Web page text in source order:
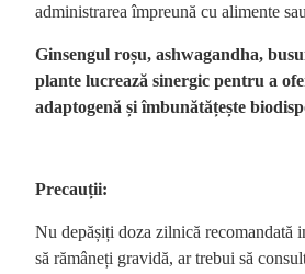
administrarea împreună cu alimente
Ginsengul roșu, ashwagandha,
plante lucrează sinergic pentru a
adaptogenă și îmbunătățește
Precauții:
Nu depășiți doza zilnică recomandată
să rămâneți gravidă, ar trebui să